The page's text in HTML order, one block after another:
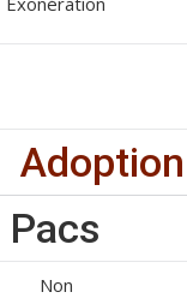
Adoption
Pacs
Non